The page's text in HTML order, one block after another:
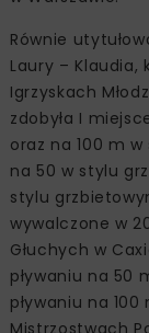
Równie
Laury – Klaudia,
Igrzyskach
zdobyła I
oraz na 100 m
na 50 w stylu
stylu
wywalczone w
Głuchych w
pływaniu na 50
pływaniu na
Mistrzostwach